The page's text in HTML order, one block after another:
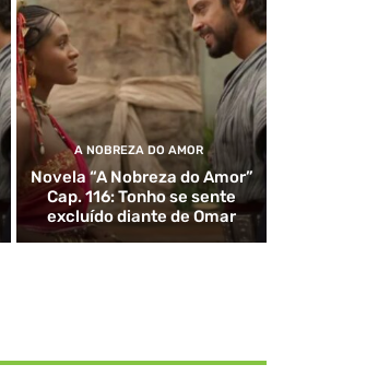
A NOBREZA DO AMOR
Novela “A Nobreza do Amor”
Cap. 116: Tonho se sente
excluído diante de Omar